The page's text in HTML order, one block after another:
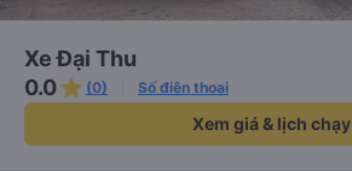
Xe Đại Thu
0.0
(0) Số điện thoại
Xem giá & lịch chạy